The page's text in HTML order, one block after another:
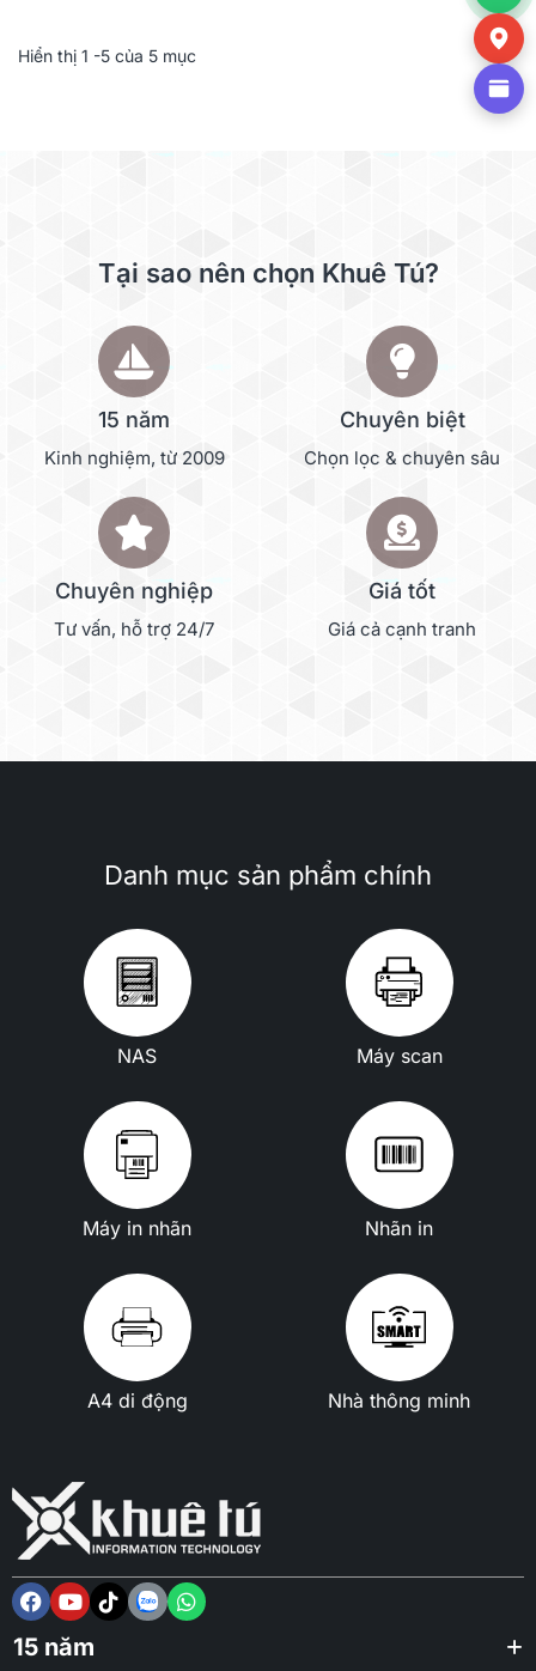
Hiển thị 1 -5 của 5 mục
Tại sao nên chọn Khuê Tú?
15 năm
Kinh nghiệm, từ 2009
Chuyên biệt
Chọn lọc & chuyên sâu
Chuyên nghiệp
Tư vấn, hỗ trợ 24/7
Giá tốt
Giá cả cạnh tranh
Danh mục sản phẩm chính
NAS Máy scan
Máy in nhãn Nhãn in
A4 di động Nhà thông minh
15 năm